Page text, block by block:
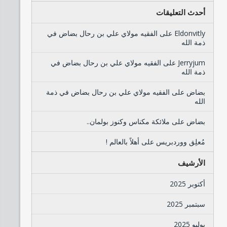
أحدث التعليقات
Eldonvitly على الفقيه مولاي علي بن رحال بضاض في
ذمة الله
Jerryjum على الفقيه مولاي علي بن رحال بضاض في
ذمة الله
بضاض على الفقيه مولاي علي بن رحال بضاض في ذمة
الله
بضاض على ملائكة مكناس وكنوز بولمان..
مُعلِق ووردبريس على أهلاً بالعالم !
الأرشيف
أكتوبر 2025
سبتمبر 2025
يوليو 2025